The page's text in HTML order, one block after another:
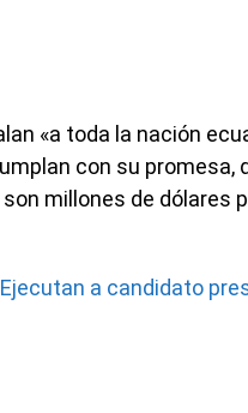
«a toda la nación
con su
millones de dólares
Ejecutan a candidato